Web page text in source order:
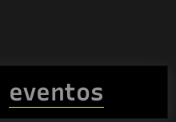
eventos